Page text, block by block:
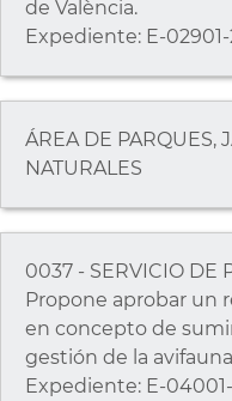
de València.
Expediente: E-
ÁREA DE PARQUES,
NATURALES
0037 - SERVICIO DE
Propone aprobar un
en concepto de
gestión de la
Expediente: E-